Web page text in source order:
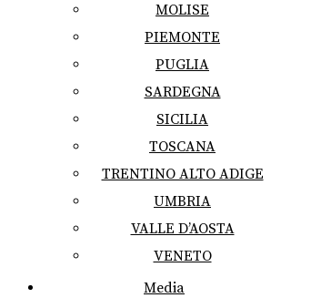
MOLISE
PIEMONTE
PUGLIA
SARDEGNA
SICILIA
TOSCANA
TRENTINO ALTO ADIGE
UMBRIA
VALLE D’AOSTA
VENETO
Media